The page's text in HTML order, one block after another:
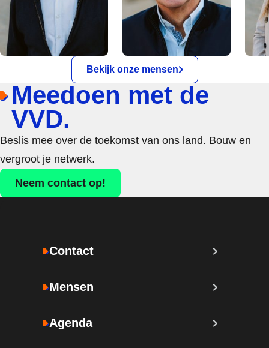
Bekijk onze mensen
Meedoen met de
VVD.
Beslis mee over de toekomst van ons land. Bouw en
vergroot je netwerk.
Neem contact op!
Contact
Mensen
Agenda